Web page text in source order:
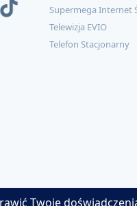
Supermega Internet
Telewizja EVIO
Telefon Stacjonarny